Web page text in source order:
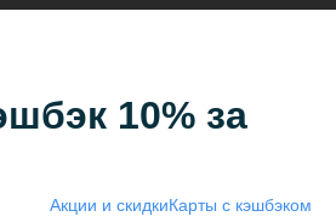
10% за
Акции и скидкиКарты с кэшбэком